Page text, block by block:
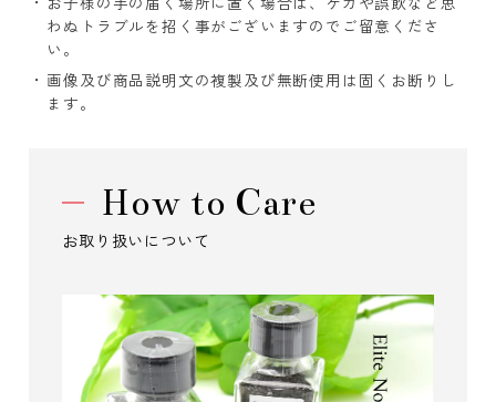
わぬトラブルを招く事がございますのでご留意くださ
い。
画像及び商品説明文の複製及び無断使用は固くお断りし
ます。
How to Care
お取り扱いについて